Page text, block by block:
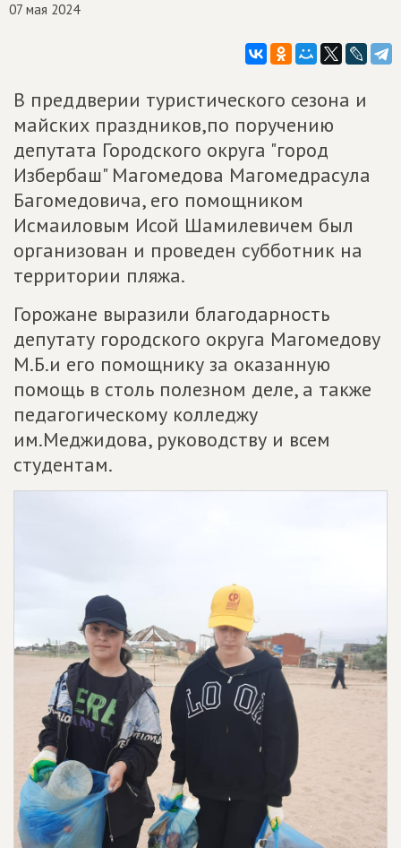
07 мая 2024
В преддверии туристического сезона и
майских праздников,по поручению
депутата Городского округа "город
Избербаш" Магомедова Магомедрасула
Багомедовича, его помощником
Исмаиловым Исой Шамилевичем был
организован и проведен субботник на
территории пляжа.
Горожане выразили благодарность
депутату городского округа Магомедову
М.Б.и его помощнику за оказанную
помощь в столь полезном деле, а также
педагогическому колледжу
им.Меджидова, руководству и всем
студентам.